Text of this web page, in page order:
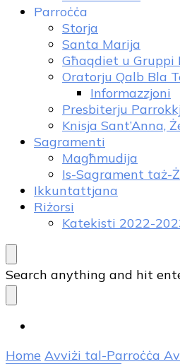
Parroċċa
Storja
Santa Marija
Għaqdiet u Gruppi
Oratorju Qalb Bla
Informazzjoni
Presbiterju
Knisja Sant’Anna,
Sagramenti
Magħmudija
Is-Sagrament taż-
Ikkuntattjana
Riżorsi
Katekisti 2022-
Looking
for
Something?
Search anything and hit
Home Avviżi tal-Parroċċa